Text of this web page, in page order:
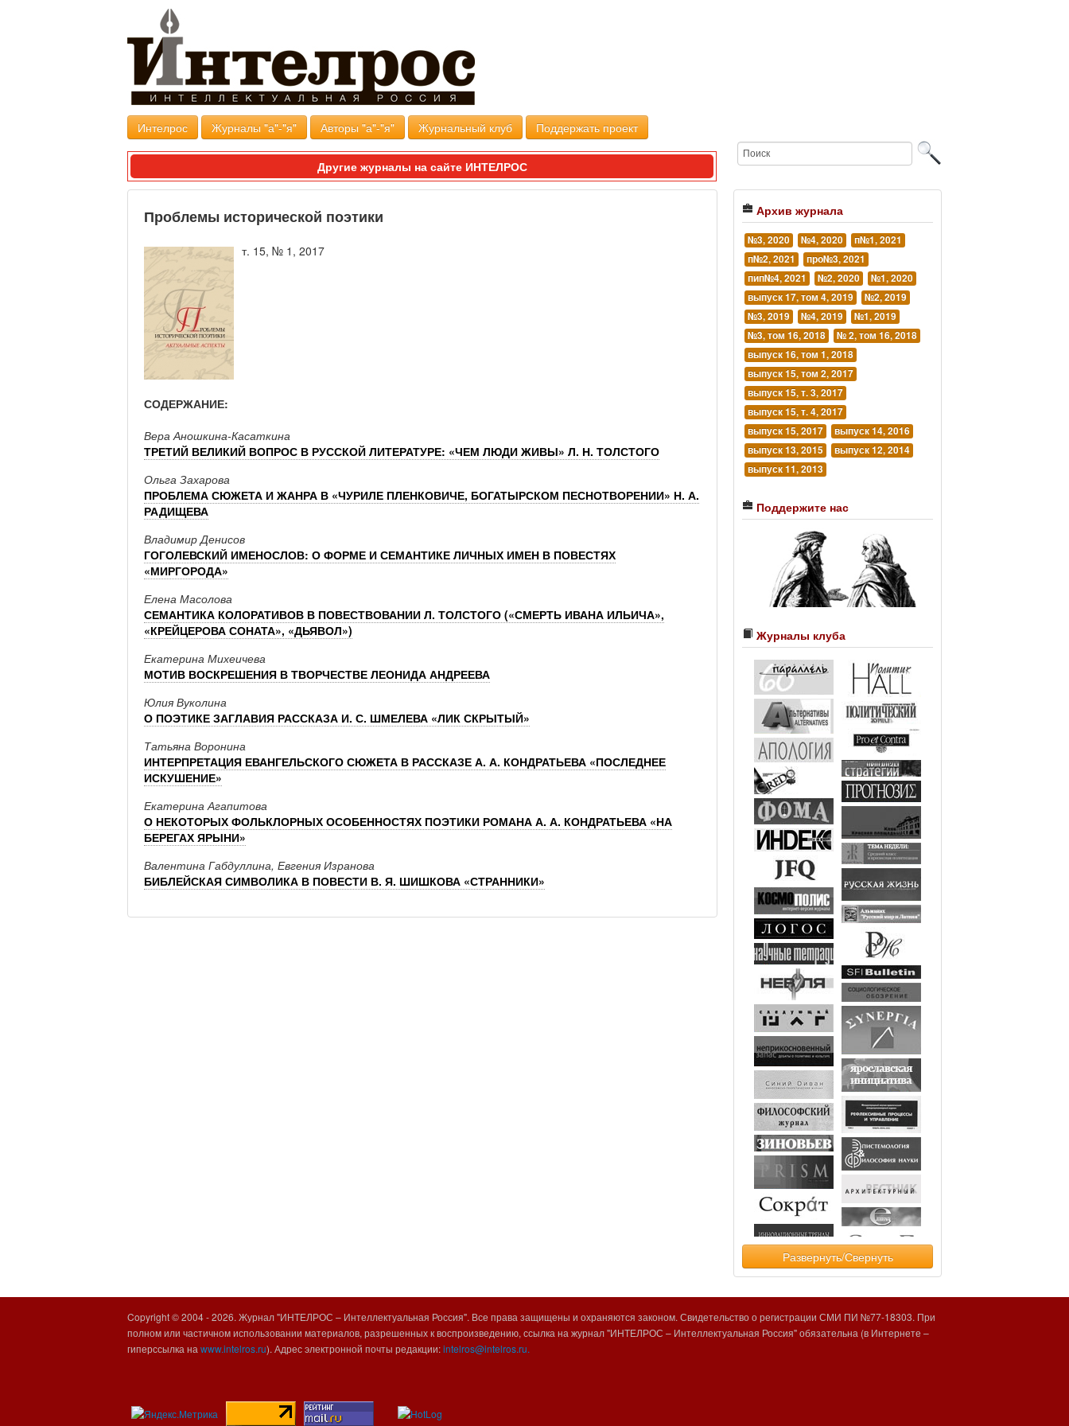
Интелрос Журналы "а"-"я" Авторы "а"-"я" Журнальный клуб Поддержать проект
Другие журналы на сайте ИНТЕЛРОС
Проблемы исторической поэтики
т. 15, № 1, 2017
СОДЕРЖАНИЕ:
Вера Аношкина-Касаткина
ТРЕТИЙ ВЕЛИКИЙ ВОПРОС В РУССКОЙ ЛИТЕРАТУРЕ: «ЧЕМ ЛЮДИ ЖИВЫ» Л. Н. ТОЛСТОГО
Ольга Захарова
ПРОБЛЕМА СЮЖЕТА И ЖАНРА В «ЧУРИЛЕ ПЛЕНКОВИЧЕ, БОГАТЫРСКОМ ПЕСНОТВОРЕНИИ» Н. А.
РАДИЩЕВА
Владимир Денисов
ГОГОЛЕВСКИЙ ИМЕНОСЛОВ: О ФОРМЕ И СЕМАНТИКЕ ЛИЧНЫХ ИМЕН В ПОВЕСТЯХ
«МИРГОРОДА»
Елена Масолова
СЕМАНТИКА КОЛОРАТИВОВ В ПОВЕСТВОВАНИИ Л. ТОЛСТОГО («СМЕРТЬ ИВАНА ИЛЬИЧА»,
«КРЕЙЦЕРОВА СОНАТА», «ДЬЯВОЛ»)
Екатерина Михеичева
МОТИВ ВОСКРЕШЕНИЯ В ТВОРЧЕСТВЕ ЛЕОНИДА АНДРЕЕВА
Юлия Вуколина
О ПОЭТИКЕ ЗАГЛАВИЯ РАССКАЗА И. С. ШМЕЛЕВА «ЛИК СКРЫТЫЙ»
Татьяна Воронина
ИНТЕРПРЕТАЦИЯ ЕВАНГЕЛЬСКОГО СЮЖЕТА В РАССКАЗЕ А. А. КОНДРАТЬЕВА «ПОСЛЕДНЕЕ
ИСКУШЕНИЕ»
Екатерина Агапитова
О НЕКОТОРЫХ ФОЛЬКЛОРНЫХ ОСОБЕННОСТЯХ ПОЭТИКИ РОМАНА А. А. КОНДРАТЬЕВА «НА
БЕРЕГАХ ЯРЫНИ»
Валентина Габдуллина, Евгения Изранова
БИБЛЕЙСКАЯ СИМВОЛИКА В ПОВЕСТИ В. Я. ШИШКОВА «СТРАННИКИ»
Архив журнала
№3, 2020 №4, 2020
п№1, 2021
п№2, 2021
про№3, 2021
пип№4, 2021
№2, 2020
№1, 2020
выпуск 17, том 4, 2019
№2, 2019
№3, 2019
№4, 2019
№1, 2019
№3, том 16, 2018
№ 2, том 16, 2018
выпуск 16, том 1, 2018
выпуск 15, том 2, 2017
выпуск 15, т. 3, 2017
выпуск 15, т. 4, 2017
выпуск 15, 2017
выпуск 14, 2016
выпуск 13, 2015
выпуск 12, 2014
выпуск 11, 2013
Поддержите нас
Журналы клуба
Развернуть/Свернуть
Copyright © 2004 -2026. Журнал "ИНТЕЛРОС – Интеллектуальная Россия". Все права защищены и охраняются законом. Свидетельство о регистрации СМИ ПИ №77-18303. При
полном или частичном использовании материалов, разрешенных к воспроизведению, ссылка на журнал "ИНТЕЛРОС – Интеллектуальная Россия" обязательна (в Интернете –
гиперссылка на www.intelros.ru). Адрес электронной почты редакции:intelros@intelros.ru.